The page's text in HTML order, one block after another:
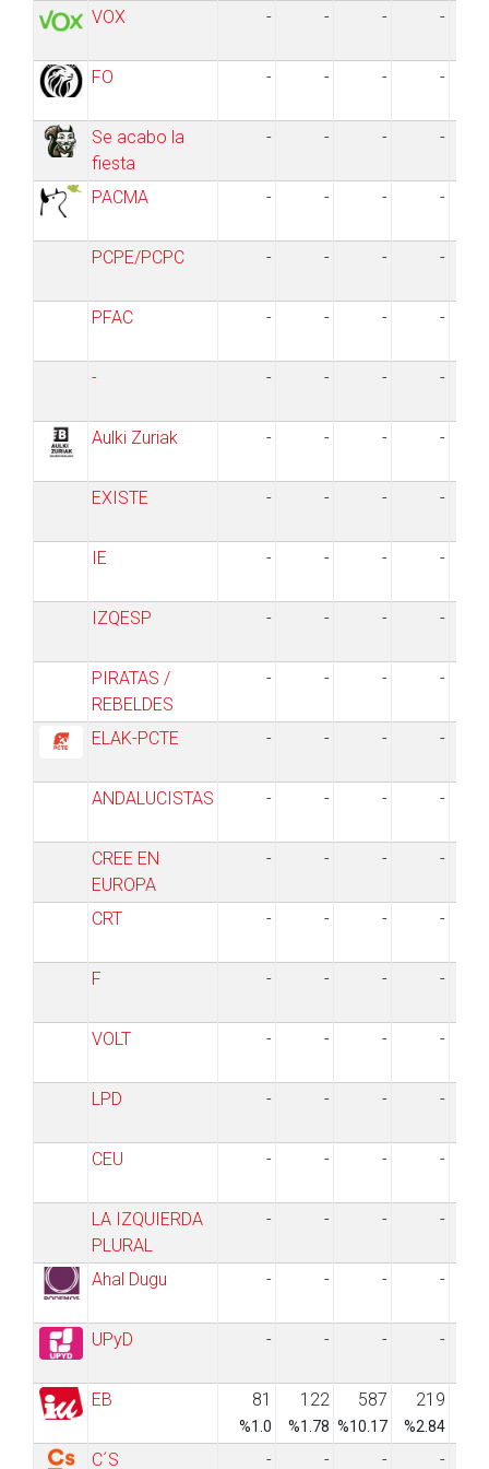
HB
P.E.P.
CDS
EA-ERC-PNG
PDP
VOX - - - -
FO - - - -
Se acabo la
fiesta
- - - -
PACMA - - - -
PCPE/PCPC - - - -
PFAC - - - -
- - - - -
Aulki Zuriak - - - -
EXISTE - - - -
IE - - - -
IZQESP - - - -
PIRATAS /
REBELDES
- - - -
ELAK-PCTE - - - -
ANDALUCISTAS - - - -
CREE EN
EUROPA
- - - -
CRT - - - -
F - - - -
VOLT - - - -
LPD - - - -
CEU - - - -
LA IZQUIERDA
PLURAL
- - - -
Ahal Dugu - - - -
UPyD - - - -
EB 81
%1.0
122
%1.78
587
%10.17
219
%2.84
C´S - - - -